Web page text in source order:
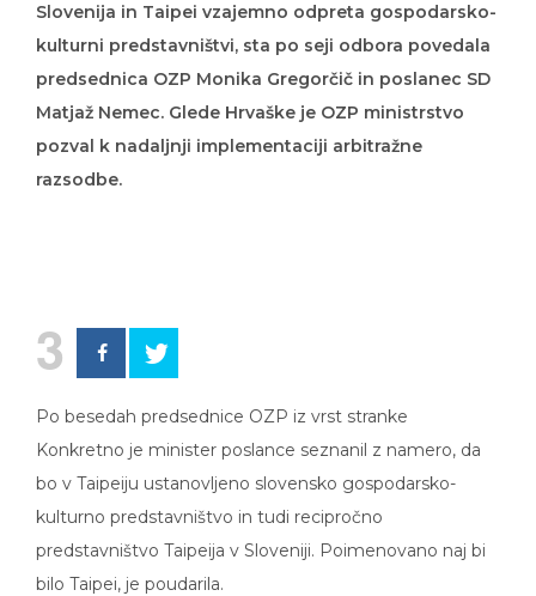
Slovenija in Taipei vzajemno odpreta gospodarsko-
kulturni predstavništvi, sta po seji odbora povedala
predsednica OZP Monika Gregorčič in poslanec SD
Matjaž Nemec. Glede Hrvaške je OZP ministrstvo
pozval k nadaljnji implementaciji arbitražne
razsodbe.
3
Po besedah predsednice OZP iz vrst stranke
Konkretno je minister poslance seznanil z namero, da
bo v Taipeiju ustanovljeno slovensko gospodarsko-
kulturno predstavništvo in tudi recipročno
predstavništvo Taipeija v Sloveniji. Poimenovano naj bi
bilo Taipei, je poudarila.